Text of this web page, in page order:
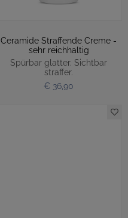
Ceramide Straffende Creme -
sehr reichhaltig
Spürbar glatter. Sichtbar
straffer.
€ 36,90